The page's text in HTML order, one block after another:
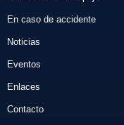
En caso de accidente
Noticias
Eventos
Enlaces
Contacto